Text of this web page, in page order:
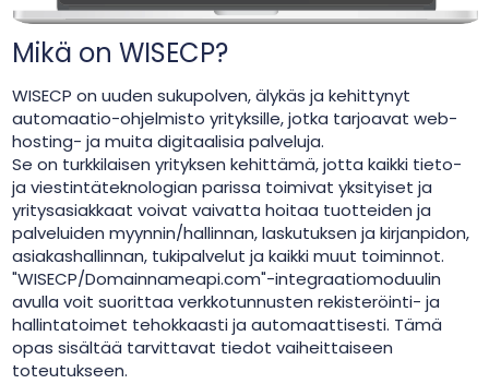
Mikä on WISECP?
WISECP on uuden sukupolven, älykäs ja kehittynyt
automaatio-ohjelmisto yrityksille, jotka tarjoavat web-
hosting- ja muita digitaalisia palveluja.
Se on turkkilaisen yrityksen kehittämä, jotta kaikki tieto-
ja viestintäteknologian parissa toimivat yksityiset ja
yritysasiakkaat voivat vaivatta hoitaa tuotteiden ja
palveluiden myynnin/hallinnan, laskutuksen ja kirjanpidon,
asiakashallinnan, tukipalvelut ja kaikki muut toiminnot.
"WISECP/Domainnameapi.com"-integraatiomoduulin
avulla voit suorittaa verkkotunnusten rekisteröinti- ja
hallintatoimet tehokkaasti ja automaattisesti. Tämä
opas sisältää tarvittavat tiedot vaiheittaiseen
toteutukseen.